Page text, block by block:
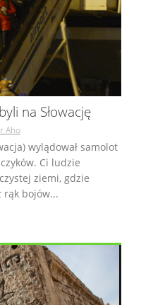
na Słowację
Aho
wylądował samolot
Ci ludzie
ziemi, gdzie
rąk bojów...